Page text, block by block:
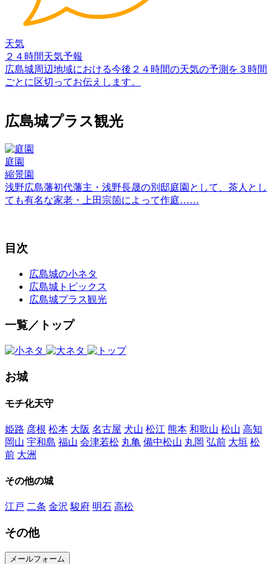
天気
２４時間天気予報
広島城周辺地域における今後２４時間の天気の予測を３時間
ごとに区切ってお伝えします。
広島城プラス観光
庭園
縮景園
浅野広島藩初代藩主・浅野長晟の別邸庭園として、茶人とし
ても有名な家老・上田宗箇によって作庭……
目次
広島城の小ネタ
広島城トピックス
広島城プラス観光
一覧／トップ
お城
モチ化天守
姫路 彦根 松本 大阪 名古屋 犬山 松江 熊本 和歌山 松山 高知
岡山 宇和島 福山 会津若松 丸亀 備中松山 丸岡 弘前 大垣 松
前 大洲
その他の城
江戸 二条 金沢 駿府 明石 高松
その他
メールフォーム